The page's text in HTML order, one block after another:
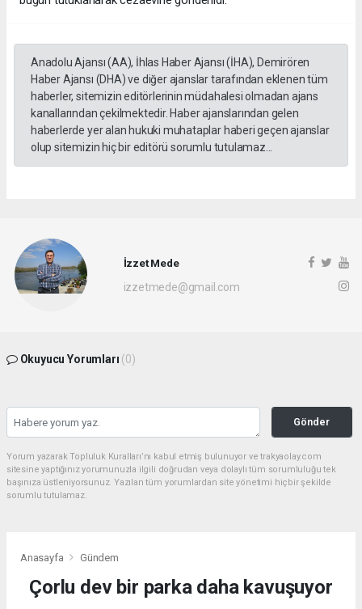
Anadolu Ajansı (AA), İhlas Haber Ajansı (İHA), Demirören
Haber Ajansı (DHA) ve diğer ajanslar tarafından eklenen tüm
haberler, sitemizin editörlerinin müdahalesi olmadan ajans
kanallarından çekilmektedir. Haber ajanslarından gelen
haberlerde yer alan hukuki muhataplar haberi geçen ajanslar
olup sitemizin hiç bir editörü sorumlu tutulamaz...
İzzet Mede
izzetmede@gmail.com
Okuyucu Yorumları (0)
Gönder
Yorum yazarak Topluluk Kuralları’nı kabul etmiş bulunuyor ve trakyaolay.com
sitesine yaptığınız yorumunuzla ilgili doğrudan veya dolaylı tüm sorumluluğu tek
başınıza üstleniyorsunuz. Yazılan tüm yorumlardan site yönetimi hiçbir şekilde
sorumlu tutulamaz.
Anasayfa Gündem
Çorlu dev bir parka daha kavuşuyor